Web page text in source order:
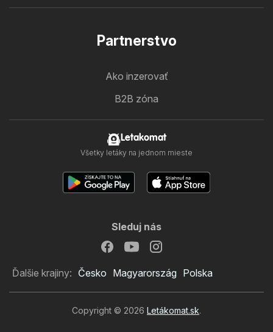
Partnerstvo
Ako inzerovať
B2B zóna
Letakomat
Všetky letáky na jednom mieste
Sleduj nás
Ďalšie krajiny: Česko Magyarország Polska
Copyright © 2026 Letákomat.sk.